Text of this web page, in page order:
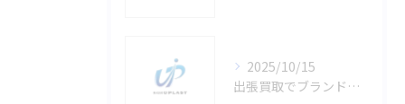
2025/10/15
出張買取でブランド品を安心現金化する効率的な方法